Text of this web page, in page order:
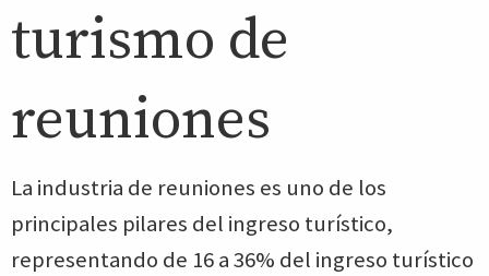
turismo de
reuniones
La industria de reuniones es uno de los
principales pilares del ingreso turístico,
representando de 16 a 36% del ingreso turístico